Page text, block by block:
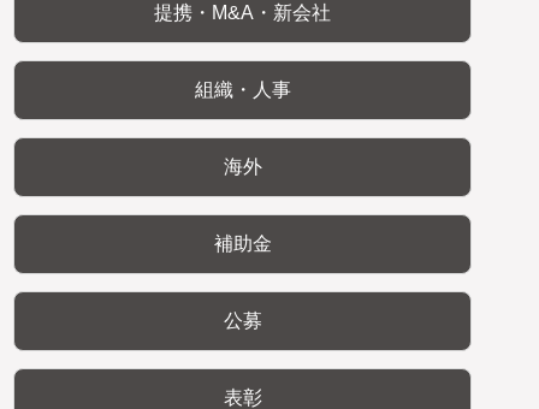
提携・M&A・新会社
組織・人事
海外
補助金
公募
表彰